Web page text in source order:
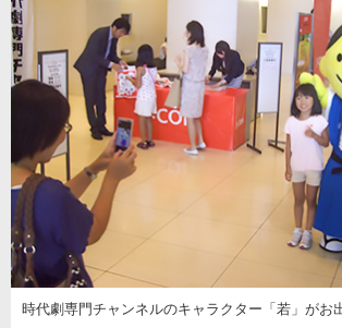
時代劇専門チャンネルのキャラクター「若」がお